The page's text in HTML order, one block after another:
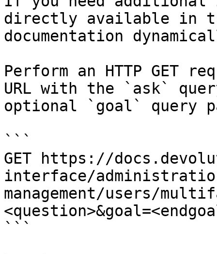
directly available in
documentation
Perform an HTTP GET
URL with the `ask`
optional `goal` query
```
GET https://
interface/
management/users/
```